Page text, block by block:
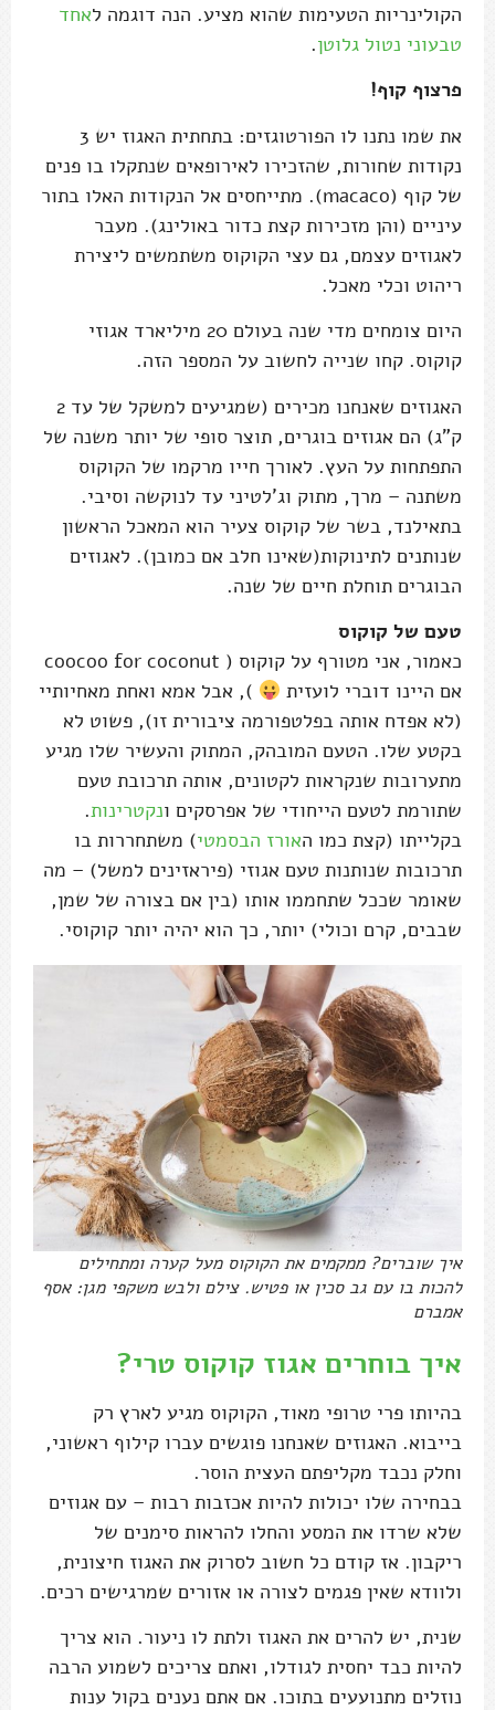
הקולינריות הטעימות שהוא מציע. הנה דוגמה לאחד
טבעוני נטול גלוטן.
פרצוף קוף!
את שמו נתנו לו הפורטוגזים: בתחתית האגוז יש 3
נקודות שחורות, שהזכירו לאירופאים שנתקלו בו פנים
של קוף (macaco). מתייחסים אל הנקודות האלו בתור
עיניים (והן מזכירות קצת כדור באולינג). מעבר
לאגוזים עצמם, גם עצי הקוקוס משתמשים ליצירת
ריהוט וכלי מאכל.
היום צומחים מדי שנה בעולם 20 מיליארד אגוזי
קוקוס. קחו שנייה לחשוב על המספר הזה.
האגוזים שאנחנו מכירים (שמגיעים למשקל של עד 2
ק"ג) הם אגוזים בוגרים, תוצר סופי של יותר משנה של
התפתחות על העץ. לאורך חייו מרקמו של הקוקוס
משתנה – מרך, מתוק וג'לטיני עד לנוקשה וסיבי.
בתאילנד, בשר של קוקוס צעיר הוא המאכל הראשון
שנותנים לתינוקות(שאינו חלב אם כמובן). לאגוזים
הבוגרים תוחלת חיים של שנה.
טעם של קוקוס
כאמור, אני מטורף על קוקוס ( coocoo for coconut
אם היינו דוברי לועזית
), אבל אמא ואחת מאחיותיי
(לא אפדח אותה בפלטפורמה ציבורית זו), פשוט לא
בקטע שלו. הטעם המובהק, המתוק והעשיר שלו מגיע
מתערובות שנקראות לקטונים, אותה תרכובת טעם
שתורמת לטעם הייחודי של אפרסקים ונקטרינות.
בקלייתו (קצת כמו האורז הבסמטי) משתחררות בו
תרכובות שנותנות טעם אגוזי (פיראזינים למשל) – מה
שאומר שככל שתחממו אותו (בין אם בצורה של שמן,
שבבים, קרם וכולי) יותר, כך הוא יהיה יותר קוקוסי.
איך שוברים? ממקמים את הקוקוס מעל קערה ומתחילים
להכות בו עם גב סכין או פטיש. צילם ולבש משקפי מגן: אסף
אמברם
איך בוחרים אגוז קוקוס טרי?
בהיותו פרי טרופי מאוד, הקוקוס מגיע לארץ רק
בייבוא. האגוזים שאנחנו פוגשים עברו קילוף ראשוני,
וחלק נכבד מקליפתם העצית הוסר.
בבחירה שלו יכולות להיות אכזבות רבות – עם אגוזים
שלא שרדו את המסע והחלו להראות סימנים של
ריקבון. אז קודם כל חשוב לסרוק את האגוז חיצונית,
ולוודא שאין פגמים לצורה או אזורים שמרגישים רכים.
שנית, יש להרים את האגוז ולתת לו ניעור. הוא צריך
להיות כבד יחסית לגודלו, ואתם צריכים לשמוע הרבה
נוזלים מתנועעים בתוכו. אם אתם נענים בקול ענות